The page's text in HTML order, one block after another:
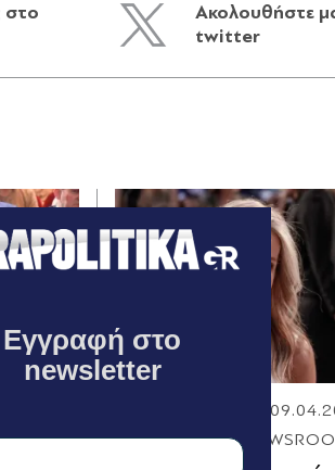
στο
Ακολουθήστε
twitter
PARAPOLITIKA
Εγγραφή στο
newsletter